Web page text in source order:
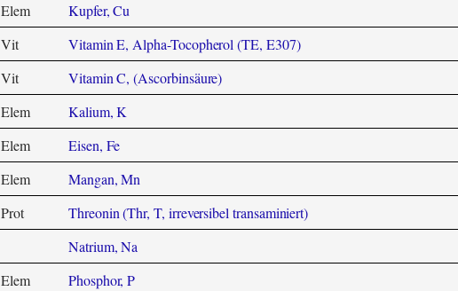
Elem
Kupfer, Cu
Vit
Vitamin E, Alpha-Tocopherol (TE, E307)
Vit
Vitamin C, (Ascorbinsäure)
Elem
Kalium, K
Elem
Eisen, Fe
Elem
Mangan, Mn
Prot
Threonin (Thr, T, irreversibel transaminiert)
Natrium, Na
Elem
Phosphor, P